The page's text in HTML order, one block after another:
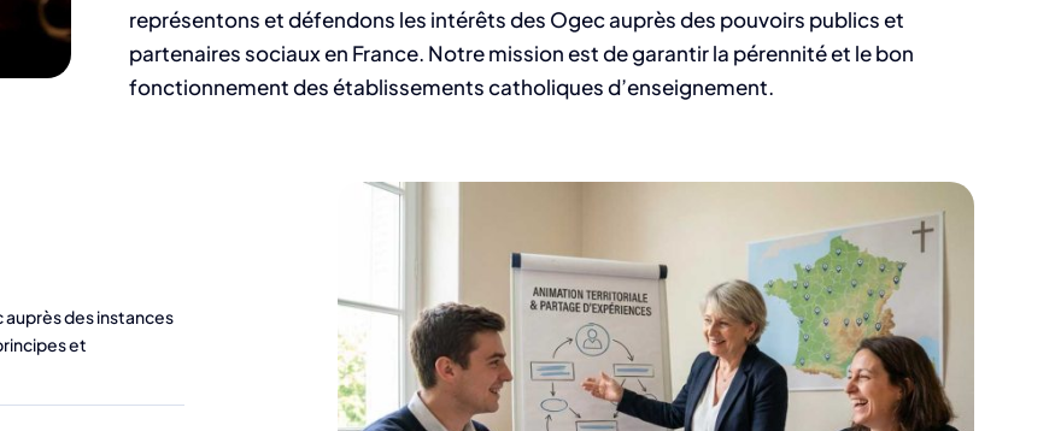
représentons et défendons les intérêts des Ogec auprès des pouvoirs publics et
partenaires sociaux en France. Notre mission est de garantir la pérennité et le bon
fonctionnement des établissements catholiques d’enseignement.
des instances
et